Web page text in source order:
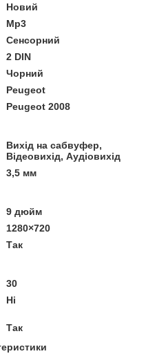
Новий
Mp3
Сенсорний
2 DIN
Чорний
Peugeot
Peugeot 2008
Вихід на сабвуфер,
Відеовихід, Аудіовихід
3,5 мм
9 дюйм
1280×720
Так
30
Ні
Так